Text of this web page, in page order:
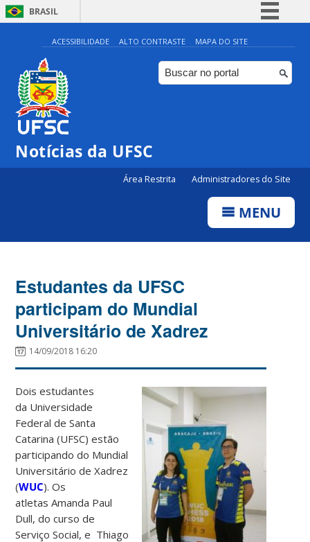
BRASIL
Simplifique!
Comunica BR
Participe
ACESSIBILIDADE ALTO CONTRASTE MAPA DO SITE
Notícias da UFSC
Área Restrita Administradores do Site
MENU
Estudantes da UFSC
participam do Mundial
Universitário de Xadrez
14/09/2018 16:20
Dois estudantes
da Universidade
Federal de Santa
Catarina (UFSC) estão
participando do Mundial
Universitário de Xadrez
(WUC). Os
atletas Amanda Paul
Dull, do curso de
Serviço Social, e Thiago